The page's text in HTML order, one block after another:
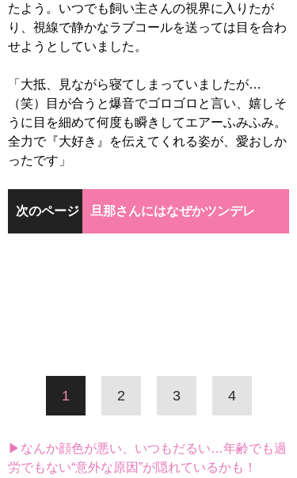
たよう。いつでも飼い主さんの視界に入りたが
り、視線で静かなラブコールを送っては目を合わ
せようとしていました。
「大抵、見ながら寝てしまっていましたが…
（笑）目が合うと爆音でゴロゴロと言い、嬉しそ
うに目を細めて何度も瞬きしてエアーふみふみ。
全力で『大好き』を伝えてくれる姿が、愛おしか
ったです」
次のページ 旦那さんにはなぜかツンデレ
1 2 3 4
▶なんか顔色が悪い、いつもだるい…年齢でも過
労でもない“意外な原因”が隠れているかも！